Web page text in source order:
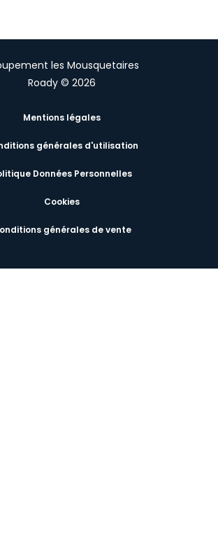
les Mousquetaires
Roady © 2026
Mentions légales
générales d'utilisation
Données Personnelles
Cookies
générales de vente